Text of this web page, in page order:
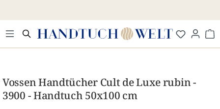
Vossen Handtücher Cult de Luxe rubin -
3900 - Handtuch 50x100 cm